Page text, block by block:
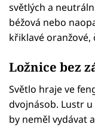
světlých a
béžová nebo
křiklavé oranžové,
Ložnice bez
Světlo hraje ve
dvojnásob. Lustr
by neměl vydávat